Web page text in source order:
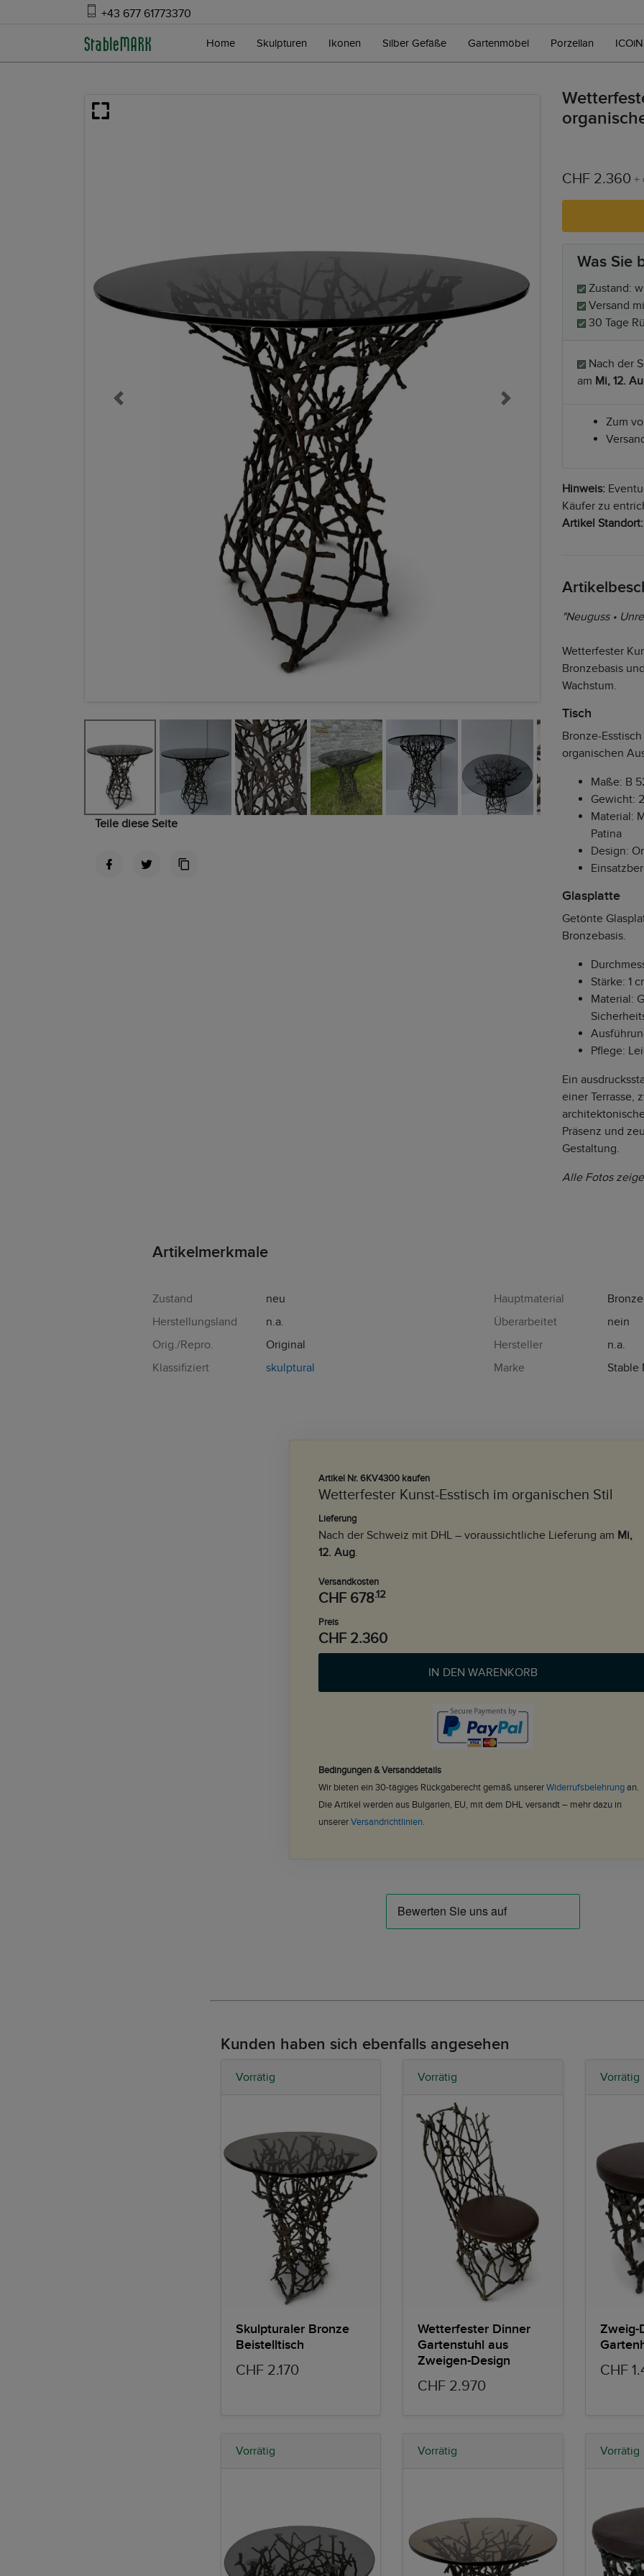
+43 677 61773370
Home Skulpturen Ikonen Silber Gefäße Gartenmöbel Porzellan
Previous Next
Teile diese Seite
CHF 2.360 +
Was Sie
Zustand:
Versand
30 Tage
Nach der
am Mi, 12.
Zum
Hinweis:
Käufer zu
Artikel Standort:
"Neuguss •
Wetterfester
Bronzebasis
Wachstum.
Tisch
Bronze-
organischen
Maße: B
Gewicht:
Material:
Patina
Design:
Glasplatte
Getönte
Bronzebasis.
Stärke: 1
Material:
Pflege:
Ein
einer Terrasse,
Präsenz und
Gestaltung.
Alle Fotos
Artikelmerkmale
Zustand
neu
Herstellungsland
n.a.
Orig./Repro.
Original
Klassifiziert
skulptural
Hauptmaterial
Bronze
Überarbeitet
nein
Hersteller
n.a.
Marke
Stable
Artikel Nr. 6KV4300 kaufen
Wetterfester Kunst-Esstisch im organischen Stil
Lieferung
Nach der Schweiz mit DHL – voraussichtliche Lieferung am Mi,
12. Aug.
Versandkosten
CHF 678.12
Preis
CHF 2.360
IN DEN WARENKORB
Bedingungen & Versanddetails
Wir bieten ein 30-tägiges Rückgaberecht gemäß unsererWiderrufsbelehrungan.
Die Artikel werden aus Bulgarien, EU, mit dem DHL versandt – mehr dazu in
unsererVersandrichtlinien.
Kunden haben sich ebenfalls angesehen
Vorrätig
Skulpturaler Bronze
Beistelltisch
CHF 2.170
Vorrätig
Wetterfester Dinner
Gartenstuhl aus
Zweigen-Design
CHF 2.970
Vorrätig
Zweig-
CHF
Vorrätig Vorrätig Vorrätig